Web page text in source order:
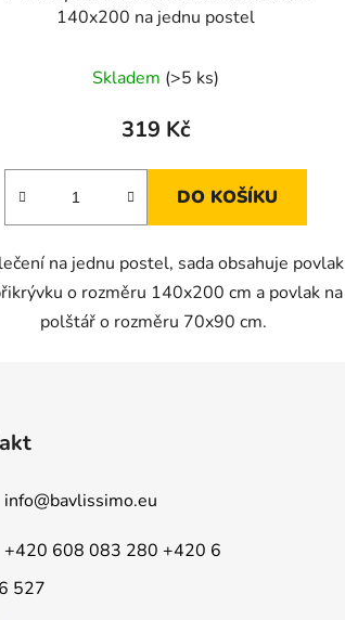
140x200 na jednu postel
Skladem (>5 ks)
319 Kč
DO KOŠÍKU
na jednu postel, sada obsahuje povlak
o rozměru 140x200 cm a povlak na
polštář o rozměru 70x90 cm.
info@bavlissimo.eu
+420 608 083 280 +420 6
527